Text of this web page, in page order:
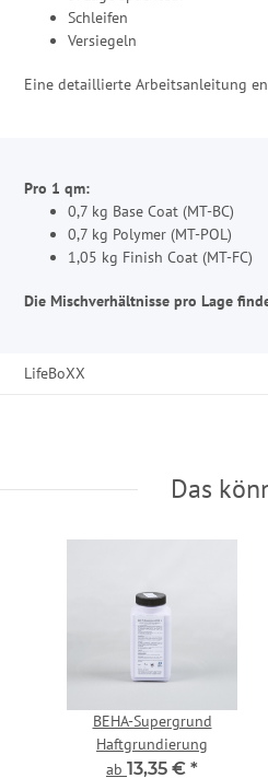
Schleifen
Versiegeln
Eine detaillierte Arbeitsanleitung
Pro 1 qm:
0,7 kg Base Coat (MT-BC)
0,7 kg Polymer (MT-POL)
1,05 kg Finish Coat (MT-FC)
Die Mischverhältnisse pro Lage
LifeBoXX
Das
BEHA-Supergrund
Haftgrundierung
ab 13,35 € *